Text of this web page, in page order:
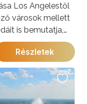
Los Angelestől
városok mellett
is bemutatja,
különleges
kőoszlopokig ez
élet legjavát
Egyesült
Részletek